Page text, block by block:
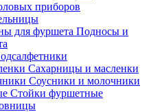
приборов
Подносы и
Сахарницы и масленки
Соусники и молочники
Стойки фуршетные